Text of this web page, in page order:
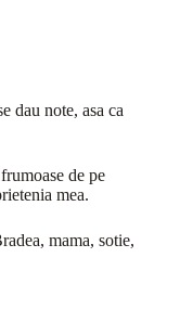
dau note, asa ca
de pe
mea.
mama, sotie,